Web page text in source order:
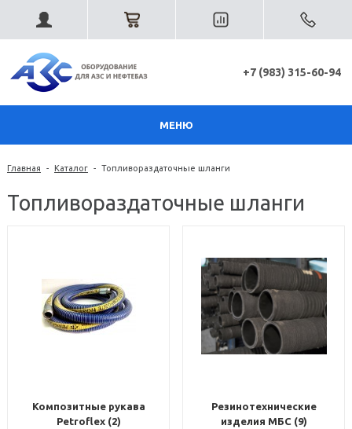
+7 (983) 315-60-94
МЕНЮ
Главная - Каталог - Топливораздаточные шланги
Топливораздаточные шланги
Композитные рукава
Petroflex (2)
Резинотехнические
изделия МБС (9)